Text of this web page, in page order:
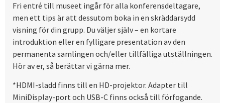
Fri entré till museet ingår för alla konferensdeltagare,
men ett tips är att dessutom boka in en skräddarsydd
visning för din grupp. Du väljer själv – en kortare
introduktion eller en fylligare presentation av den
permanenta samlingen och/eller tillfälliga utställningen.
Hör av er, så berättar vi gärna mer.
*HDMI-sladd finns till en HD-projektor. Adapter till
MiniDisplay-port och USB-C finns också till förfogande.